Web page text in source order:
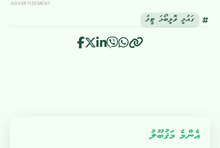
ADVERTISEMENT
ގައުމީ ވޮލީބޯޅަ ޓީމު
އެންމެ މަޤުބޫލު